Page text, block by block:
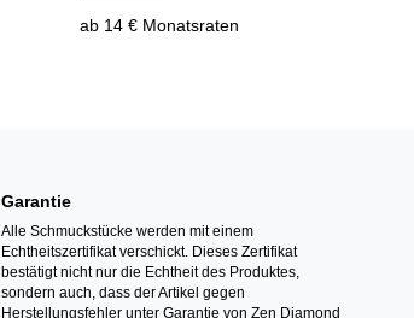
ab 14 € Monatsraten
Garantie
Alle Schmuckstücke werden mit einem
Echtheitszertifikat verschickt. Dieses Zertifikat
bestätigt nicht nur die Echtheit des Produktes,
sondern auch, dass der Artikel gegen
Herstellungsfehler unter Garantie von Zen Diamond